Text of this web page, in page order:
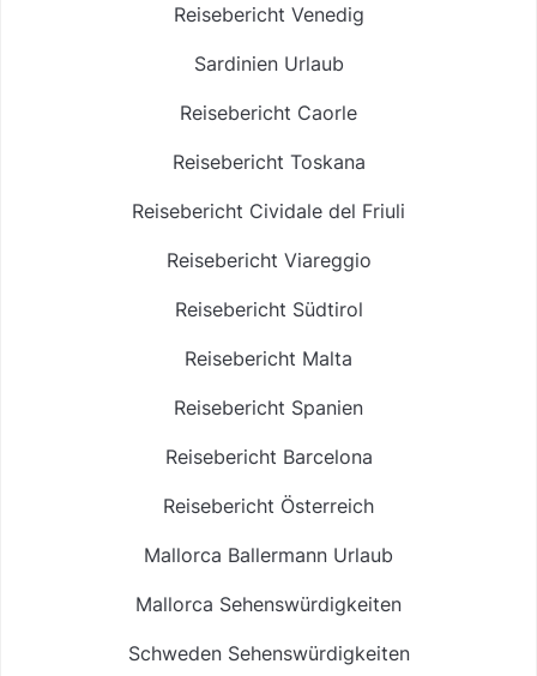
Reisebericht Venedig
Sardinien Urlaub
Reisebericht Caorle
Reisebericht Toskana
Reisebericht Cividale del Friuli
Reisebericht Viareggio
Reisebericht Südtirol
Reisebericht Malta
Reisebericht Spanien
Reisebericht Barcelona
Reisebericht Österreich
Mallorca Ballermann Urlaub
Mallorca Sehenswürdigkeiten
Schweden Sehenswürdigkeiten